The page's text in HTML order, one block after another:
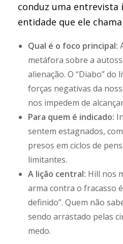
conduz uma
entidade que ele
Qual é o foco principal:
metáfora sobre a
alienação. O “Diabo” do
forças negativas da
nos impedem de
Para quem é indicado:
sentem estagnados,
presos em ciclos de
limitantes.
A lição central: Hill nos
arma contra o fracasso
definido”. Quem não
sendo arrastado pelas
medo.